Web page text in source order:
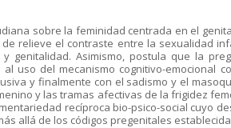
sobre la feminidad centrada en el
relieve el contraste entre la sexualidad
genitalidad. Asimismo, postula que la
uso del mecanismo cognitivo-emocional
y finalmente con el sadismo y el
y las tramas afectivas de la frigidez
recíproca bio-psico-social cuyo
allá de los códigos pregenitales